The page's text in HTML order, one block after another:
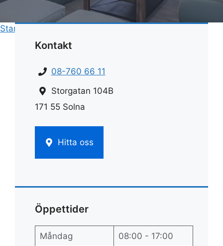
Start
Kontakt
08-760 66 11
Storgatan 104B
171 55 Solna
Hitta oss
Öppettider
Måndag 08:00 - 17:00